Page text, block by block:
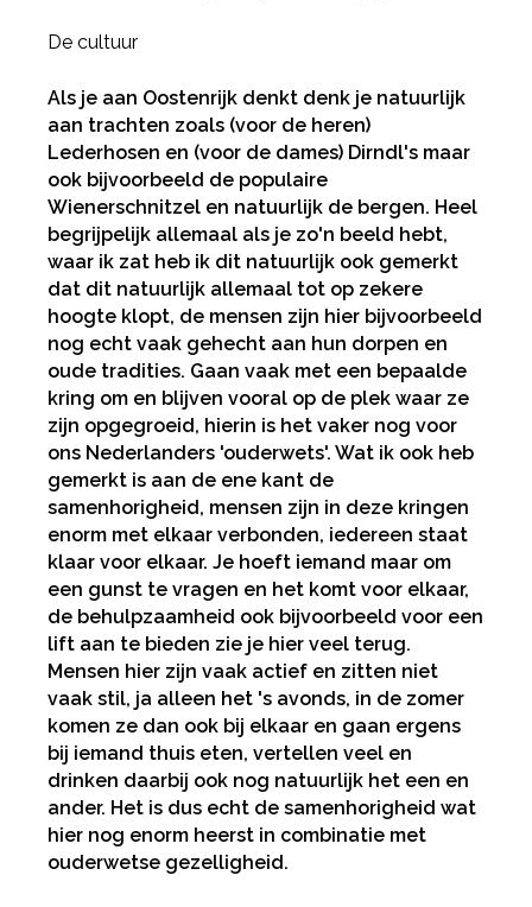
De cultuur
Als je aan Oostenrijk denkt denk je natuurlijk
aan trachten zoals (voor de heren)
Lederhosen en (voor de dames) Dirndl's maar
ook bijvoorbeeld de populaire
Wienerschnitzel en natuurlijk de bergen. Heel
begrijpelijk allemaal als je zo'n beeld hebt,
waar ik zat heb ik dit natuurlijk ook gemerkt
dat dit natuurlijk allemaal tot op zekere
hoogte klopt, de mensen zijn hier bijvoorbeeld
nog echt vaak gehecht aan hun dorpen en
oude tradities. Gaan vaak met een bepaalde
kring om en blijven vooral op de plek waar ze
zijn opgegroeid, hierin is het vaker nog voor
ons Nederlanders 'ouderwets'. Wat ik ook heb
gemerkt is aan de ene kant de
samenhorigheid, mensen zijn in deze kringen
enorm met elkaar verbonden, iedereen staat
klaar voor elkaar. Je hoeft iemand maar om
een gunst te vragen en het komt voor elkaar,
de behulpzaamheid ook bijvoorbeeld voor een
lift aan te bieden zie je hier veel terug.
Mensen hier zijn vaak actief en zitten niet
vaak stil, ja alleen het 's avonds, in de zomer
komen ze dan ook bij elkaar en gaan ergens
bij iemand thuis eten, vertellen veel en
drinken daarbij ook nog natuurlijk het een en
ander. Het is dus echt de samenhorigheid wat
hier nog enorm heerst in combinatie met
ouderwetse gezelligheid.